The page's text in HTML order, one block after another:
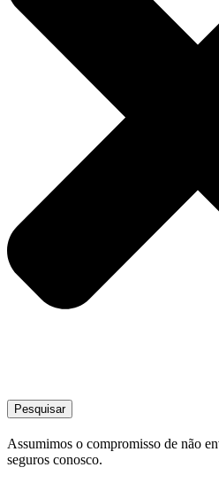
Pesquisar
Assumimos o compromisso de não
seguros conosco.